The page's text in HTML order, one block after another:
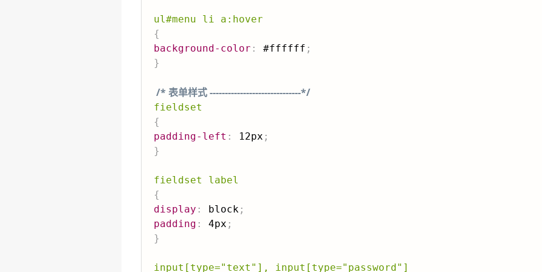
ul#menu li a:hover
{
background-color : #ffffff ;
}
/* 表单样式 ------------------------------*/
fieldset
{
padding-left : 12px ;
}
fieldset label
{
display : block ;
padding : 4px ;
}
input[type="text"], input[type="password"]